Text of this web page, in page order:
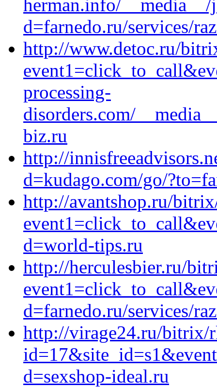
herman.info/
d=farnedo.ru/services/
http://www.detoc.ru/
processing-
disorders.com/
biz.ru
http://
d=kudago.com/go/
http://avantshop.ru/
d=world-tips.ru
http://herculesbier.ru/
d=farnedo.ru/services/
http://virage24.ru/bitrix/
d=sexshop-ideal.ru